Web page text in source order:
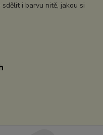
i barvu nitě, jakou si